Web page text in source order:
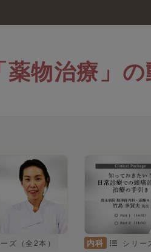
薬物治療」
ズ（全2本） 内科 シリー